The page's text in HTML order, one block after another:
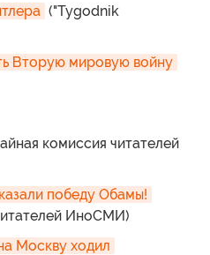
("Tygodnik
Вторую мировую войну
комиссия читателей
победу Обамы!
ИноСМИ)
Москву ходил